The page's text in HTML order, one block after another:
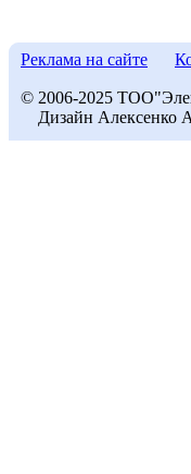
Реклама на сайте
© 2006-2025
Дизайн Алексенко